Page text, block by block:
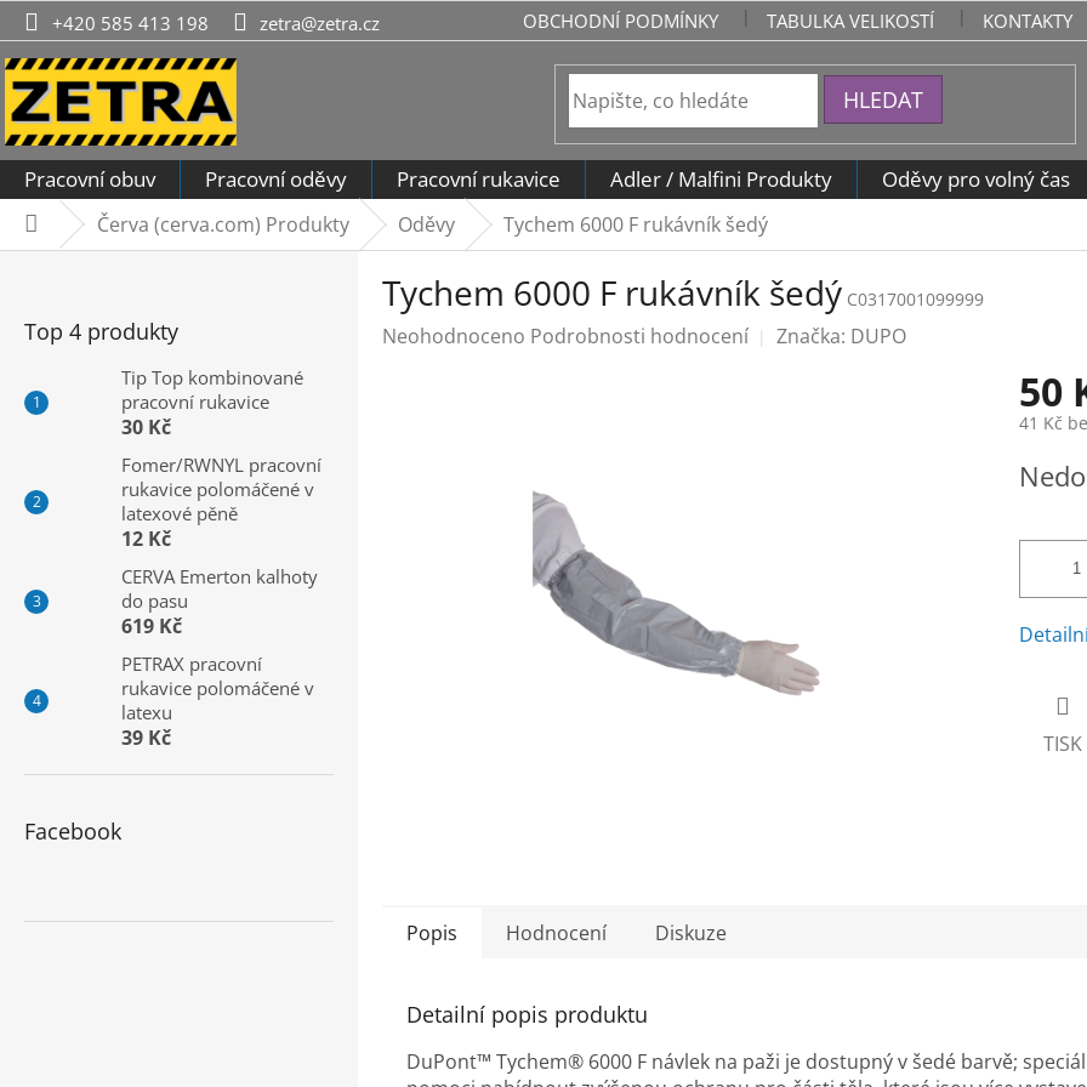
Přejít
na
obsah
+420 585 413 198 zetra@zetra.cz OBCHODNÍ PODMÍNKY TABULKA VELIKOSTÍ KONTAKTY
HLEDAT
Pracovní obuv Pracovní oděvy Pracovní rukavice Adler / Malfini Produkty Oděvy pro volný čas
DomůČerva (cerva.com) Produkty Oděvy Tychem 6000 F rukávník šedý
Top 4 produkty
Tip Top kombinované
pracovní rukavice
30 Kč
Fomer/RWNYL pracovní
rukavice polomáčené v
latexové pěně
12 Kč
CERVA Emerton kalhoty
do pasu
619 Kč
PETRAX pracovní
rukavice polomáčené v
latexu
39 Kč
Facebook
Tychem 6000 F rukávník šedý C0317001099999
Průměrné
Neohodnoceno Podrobnosti hodnocení Značka: DUPO
50
41 Kč
cena:
TISK
Popis Hodnocení Diskuze
Detailní popis produktu
DuPont™ Tychem® 6000 F návlek na paži je dostupný v šedé barvě;